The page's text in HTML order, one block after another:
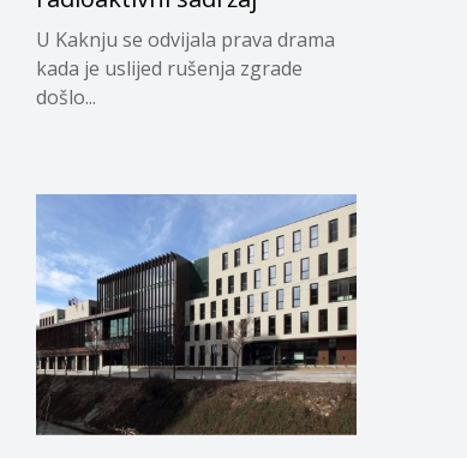
U Kaknju se odvijala prava drama
kada je uslijed rušenja zgrade
došlo...